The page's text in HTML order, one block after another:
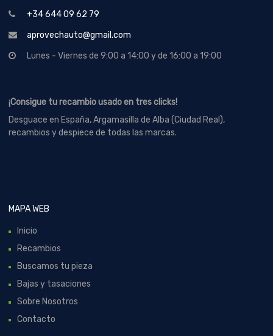
+34 644 09 62 79
aprovechauto@gmail.com
Lunes - Viernes de 9:00 a 14:00 y de 16:00 a 19:00
¡Consigue tu recambio usado en tres clicks!
Desguace en España, Argamasilla de Alba (Ciudad Real),
recambios y despiece de todas las marcas.
MAPA WEB
Inicio
Recambios
Buscamos tu pieza
Bajas y tasaciones
Sobre Nosotros
Contacto